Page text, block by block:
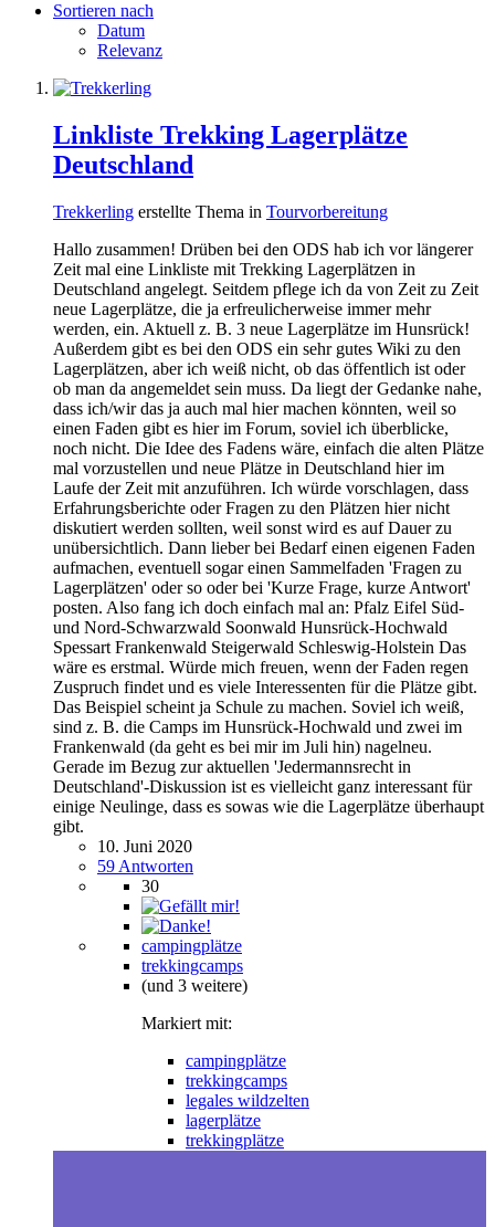
Sortieren nach
Datum
Relevanz
Linkliste Trekking Lagerplätze
Deutschland
Trekkerling erstellte Thema in Tourvorbereitung
Hallo zusammen! Drüben bei den ODS hab ich vor längerer
Zeit mal eine Linkliste mit Trekking Lagerplätzen in
Deutschland angelegt. Seitdem pflege ich da von Zeit zu Zeit
neue Lagerplätze, die ja erfreulicherweise immer mehr
werden, ein. Aktuell z. B. 3 neue Lagerplätze im Hunsrück!
Außerdem gibt es bei den ODS ein sehr gutes Wiki zu den
Lagerplätzen, aber ich weiß nicht, ob das öffentlich ist oder
ob man da angemeldet sein muss. Da liegt der Gedanke nahe,
dass ich/wir das ja auch mal hier machen könnten, weil so
einen Faden gibt es hier im Forum, soviel ich überblicke,
noch nicht. Die Idee des Fadens wäre, einfach die alten Plätze
mal vorzustellen und neue Plätze in Deutschland hier im
Laufe der Zeit mit anzuführen. Ich würde vorschlagen, dass
Erfahrungsberichte oder Fragen zu den Plätzen hier nicht
diskutiert werden sollten, weil sonst wird es auf Dauer zu
unübersichtlich. Dann lieber bei Bedarf einen eigenen Faden
aufmachen, eventuell sogar einen Sammelfaden 'Fragen zu
Lagerplätzen' oder so oder bei 'Kurze Frage, kurze Antwort'
posten. Also fang ich doch einfach mal an: Pfalz Eifel Süd-
und Nord-Schwarzwald Soonwald Hunsrück-Hochwald
Spessart Frankenwald Steigerwald Schleswig-Holstein Das
wäre es erstmal. Würde mich freuen, wenn der Faden regen
Zuspruch findet und es viele Interessenten für die Plätze gibt.
Das Beispiel scheint ja Schule zu machen. Soviel ich weiß,
sind z. B. die Camps im Hunsrück-Hochwald und zwei im
Frankenwald (da geht es bei mir im Juli hin) nagelneu.
Gerade im Bezug zur aktuellen 'Jedermannsrecht in
Deutschland'-Diskussion ist es vielleicht ganz interessant für
einige Neulinge, dass es sowas wie die Lagerplätze überhaupt
gibt.
10. Juni 2020
59 Antworten
30
campingplätze
trekkingcamps
(und 3 weitere)
Markiert mit:
campingplätze
trekkingcamps
legales wildzelten
lagerplätze
trekkingplätze